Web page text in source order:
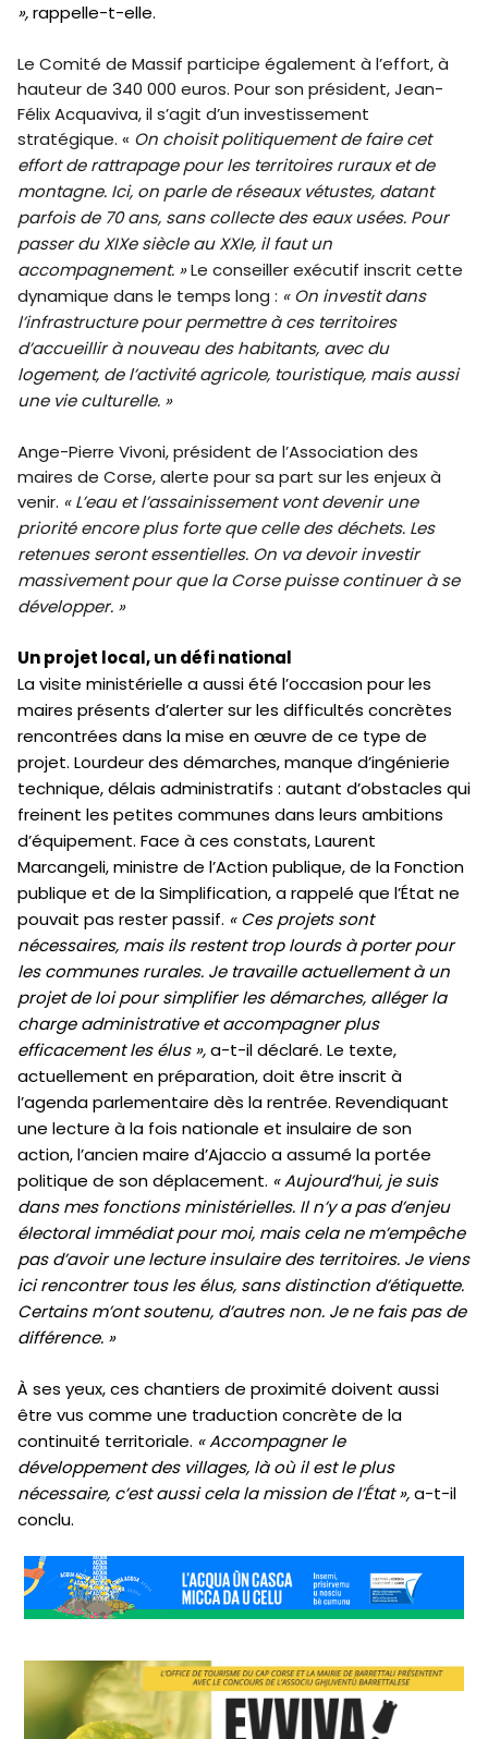
»,rappelle-t-elle.
Le Comité de Massif participe également à l’effort, à
hauteur de 340 000 euros. Pour son président, Jean-
Félix Acquaviva, il s’agit d’un investissement
stratégique. « On choisit politiquement de faire cet
effort de rattrapage pour les territoires ruraux et de
montagne. Ici, on parle de réseaux vétustes, datant
parfois de 70 ans, sans collecte des eaux usées. Pour
passer du XIXe siècle au XXIe, il faut un
accompagnement. »Le conseiller exécutif inscrit cette
dynamique dans le temps long : « On investit dans
l’infrastructure pour permettre à ces territoires
d’accueillir à nouveau des habitants, avec du
logement, de l’activité agricole, touristique, mais aussi
une vie culturelle. »
Ange-Pierre Vivoni, président de l’Association des
maires de Corse, alerte pour sa part sur les enjeux à
venir. « L’eau et l’assainissement vont devenir une
priorité encore plus forte que celle des déchets. Les
retenues seront essentielles. On va devoir investir
massivement pour que la Corse puisse continuer à se
développer. »
Un projet local, un défi national
La visite ministérielle a aussi été l’occasion pour les
maires présents d’alerter sur les difficultés concrètes
rencontrées dans la mise en œuvre de ce type de
projet. Lourdeur des démarches, manque d’ingénierie
technique, délais administratifs : autant d’obstacles qui
freinent les petites communes dans leurs ambitions
d’équipement. Face à ces constats, Laurent
Marcangeli, ministre de l’Action publique, de la Fonction
publique et de la Simplification, a rappelé que l’État ne
pouvait pas rester passif. « Ces projets sont
nécessaires, mais ils restent trop lourds à porter pour
les communes rurales. Je travaille actuellement à un
projet de loi pour simplifier les démarches, alléger la
charge administrative et accompagner plus
efficacement les élus »,a-t-il déclaré. Le texte,
actuellement en préparation, doit être inscrit à
l’agenda parlementaire dès la rentrée. Revendiquant
une lecture à la fois nationale et insulaire de son
action, l’ancien maire d’Ajaccio a assumé la portée
politique de son déplacement. « Aujourd’hui, je suis
dans mes fonctions ministérielles. Il n’y a pas d’enjeu
électoral immédiat pour moi, mais cela ne m’empêche
pas d’avoir une lecture insulaire des territoires. Je viens
ici rencontrer tous les élus, sans distinction d’étiquette.
Certains m’ont soutenu, d’autres non. Je ne fais pas de
différence. »
À ses yeux, ces chantiers de proximité doivent aussi
être vus comme une traduction concrète de la
continuité territoriale. « Accompagner le
développement des villages, là où il est le plus
nécessaire, c’est aussi cela la mission de l’État »,a-t-il
conclu.